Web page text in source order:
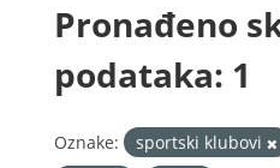
Pronađeno
podataka: 1
Oznake: sportski klubovi